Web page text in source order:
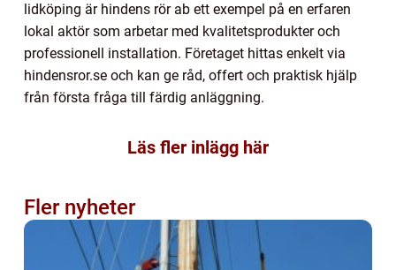
lidköping är hindens rör ab ett exempel på en erfaren
lokal aktör som arbetar med kvalitetsprodukter och
professionell installation. Företaget hittas enkelt via
hindensror.se och kan ge råd, offert och praktisk hjälp
från första fråga till färdig anläggning.
Läs fler inlägg här
Fler nyheter